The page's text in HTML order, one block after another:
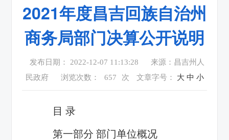
2021年度昌吉回族自治州
商务局部门决算公开说明
发布日期： 2022-12-07 11:13:28
来源：昌吉州人
民政府
浏览次数： 657 次 文章字号： 大 中 小
目 录
第一部分 部门单位概况